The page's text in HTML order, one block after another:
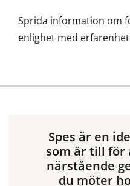
Sprida information om
enlighet med
Spes är en
som är till för
närstående
du möter